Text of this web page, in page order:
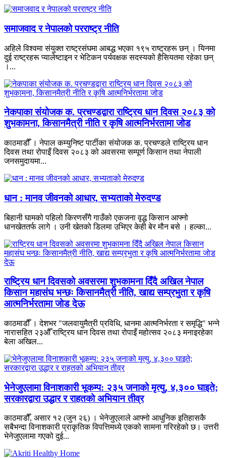
समाजवाद र नेपालको परराष्ट्र नीति
अहिले विश्वमा संयुक्त राष्ट्रसंघमा आबद्ध भएका १९५ राष्ट्रहरू छन् । यिनमा
दुई राष्ट्रहरू प्यालेष्टाइन र भेटिकन पर्यवक्षक सदस्यको हैसियतमा रहेका छन्
।...
नेकपाका संयोजक क. प्रचण्डद्वारा राष्ट्रिय धान दिवस २०८३ को
शुभकामना, किसानमैत्री नीति र कृषि आत्मनिर्भरतामा जोड
काठमाडौँ । नेपाल कम्युनिष्ट पार्टीका संयोजक क. प्रचण्डले राष्ट्रिय धान
दिवस तथा रोपाइँ दिवस २०८३ को अवसरमा सम्पूर्ण किसान तथा नेपाली
जनसमुदायमा...
धान : मानव जीवनको आधार, सभ्यताको मेरुदण्ड
बिहानी घामको पहिलो किरणसँगै गाउँको एकजना वृद्ध किसान आफ्नो
धानखेततर्फ लागे । उनी खेतको डिलमा उभिएर केही बेर मौन बसे । हल्का...
राष्ट्रिय धान दिवसको अवसरमा शुभकामना दिँदै अखिल नेपाल
किसान महासंघ भन्छः किसानमैत्री नीति, खाद्य सम्प्रभुता र कृषि
आत्मनिर्भरतामा जोड देऊ
काठमाडौँ । देशभर "जलवायुमैत्री प्रविधि, धानमा आत्मनिर्भरता र समृद्धि" भन्ने
नारासहित २३औँ राष्ट्रिय धान दिवस तथा रोपाइँ महोत्सव २०८३ मनाइरहेका
बेला अखिल...
भेनेजुएलामा विनाशकारी भूकम्प: २३५ जनाको मृत्यु, ४,३०० घाइते;
सरकारद्वारा उद्धार र राहतको अभियान तीव्र
काठमाडौँ, असार १२ (जुन २६) । भेनेजुएलाले आफ्नो आधुनिक इतिहासकै
सबैभन्दा विनाशकारी प्राकृतिक विपत्तिमध्ये एकको सामना गरिरहेको छ। उत्तरी
भेनेजुएलामा गएको दुई...